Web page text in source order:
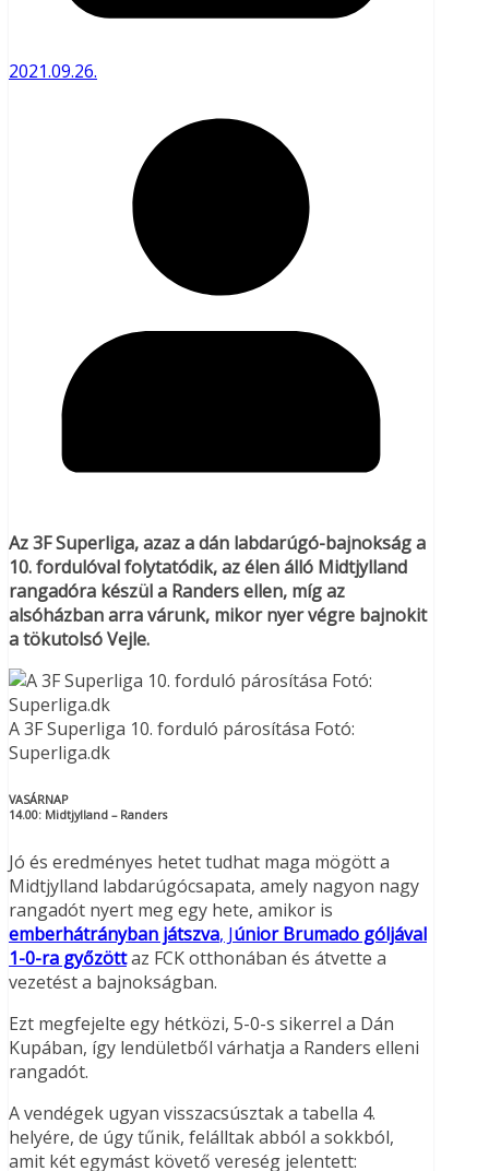
2021.09.26.
Az 3F Superliga, azaz a dán labdarúgó-bajnokság a
10. fordulóval folytatódik, az élen álló Midtjylland
rangadóra készül a Randers ellen, míg az
alsóházban arra várunk, mikor nyer végre bajnokit
a tökutolsó Vejle.
A 3F Superliga 10. forduló párosítása Fotó:
Superliga.dk
VASÁRNAP
14.00: Midtjylland – Randers
Jó és eredményes hetet tudhat maga mögött a
Midtjylland labdarúgócsapata, amely nagyon nagy
rangadót nyert meg egy hete, amikor is
emberhátrányban játszva, Júnior Brumado góljával
1-0-ra győzöttaz FCK otthonában és átvette a
vezetést a bajnokságban.
Ezt megfejelte egy hétközi, 5-0-s sikerrel a Dán
Kupában, így lendületből várhatja a Randers elleni
rangadót.
A vendégek ugyan visszacsúsztak a tabella 4.
helyére, de úgy tűnik, felálltak abból a sokkból,
amit két egymást követő vereség jelentett: